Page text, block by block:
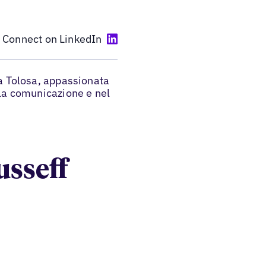
Connect on LinkedIn
appassionata
comunicazione e nel